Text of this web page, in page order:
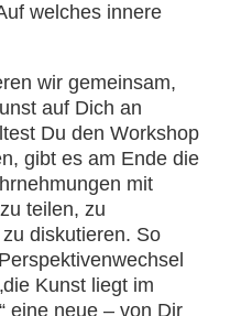
welches innere
wir gemeinsam,
auf Dich an
Du den Workshop
gibt es am Ende die
mit
teilen, zu
diskutieren. So
Kunst liegt im
eine neue – von Dir